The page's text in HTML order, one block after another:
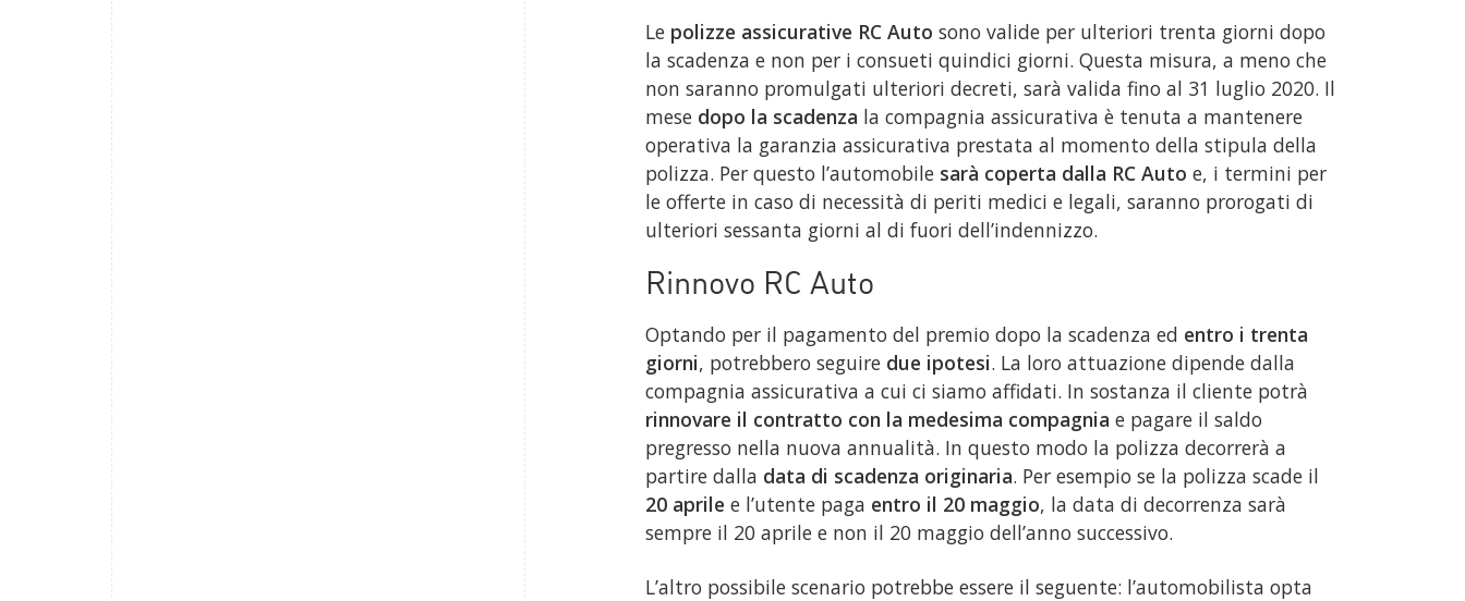
Le polizze assicurative RC Auto sono valide per ulteriori trenta giorni dopo
la scadenza e non per i consueti quindici giorni. Questa misura, a meno che
non saranno promulgati ulteriori decreti, sarà valida fino al 31 luglio 2020. Il
mese dopo la scadenza la compagnia assicurativa è tenuta a mantenere
operativa la garanzia assicurativa prestata al momento della stipula della
polizza. Per questo l’automobile sarà coperta dalla RC Auto e, i termini per
le offerte in caso di necessità di periti medici e legali, saranno prorogati di
ulteriori sessanta giorni al di fuori dell’indennizzo.
Rinnovo RC Auto
Optando per il pagamento del premio dopo la scadenza ed entro i trenta
giorni, potrebbero seguire due ipotesi. La loro attuazione dipende dalla
compagnia assicurativa a cui ci siamo affidati. In sostanza il cliente potrà
rinnovare il contratto con la medesima compagnia e pagare il saldo
pregresso nella nuova annualità. In questo modo la polizza decorrerà a
partire dalla data di scadenza originaria. Per esempio se la polizza scade il
20 aprile e l’utente paga entro il 20 maggio, la data di decorrenza sarà
sempre il 20 aprile e non il 20 maggio dell’anno successivo.
L’altro possibile scenario potrebbe essere il seguente: l’automobilista opta